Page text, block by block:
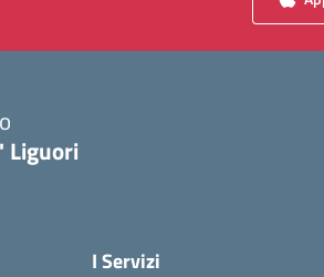
Liguori
I Servizi